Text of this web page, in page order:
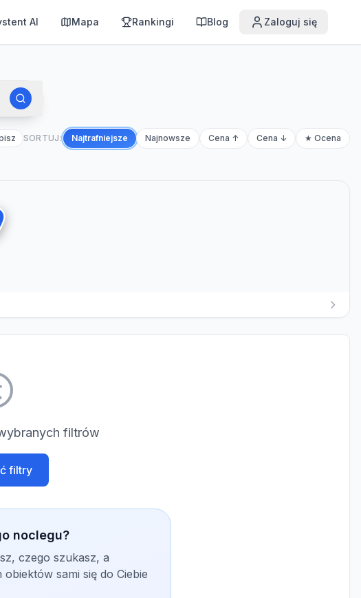
AI Mapa Rankingi Blog Zaloguj się
SORTUJ: Najtrafniejsze Najnowsze Cena ↑ Cena ↓ ★ Ocena
filtrów
filtry
noclegu?
czego szukasz, a
sami się do Ciebie